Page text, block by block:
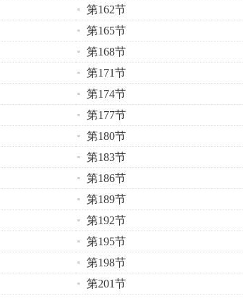
第162节
第165节
第168节
第171节
第174节
第177节
第180节
第183节
第186节
第189节
第192节
第195节
第198节
第201节